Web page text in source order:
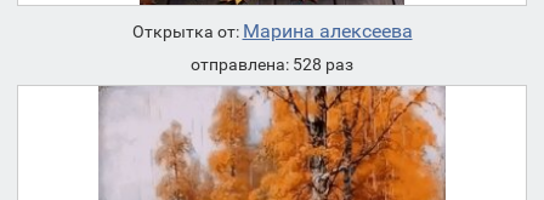
Открытка от: Марина алексеева
отправлена: 528 раз